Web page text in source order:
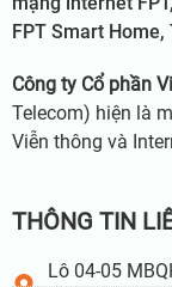
FPT Smart Home,
Công ty Cổ phần
Telecom) hiện là
Viễn thông và
THÔNG TIN
Lô 04-05